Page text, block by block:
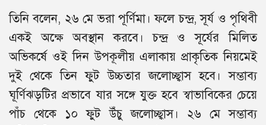
তিনি বলেন, ২৬ মে ভরা পূর্ণিমা। ফলে চন্দ্র, সূর্য ও পৃথিবী
একই অক্ষে অবস্থান করবে। চন্দ্র ও সূর্যের মিলিত
অভিকর্ষে ওই দিন উপকূলীয় এলাকায় প্রাকৃতিক নিয়মেই
দুই থেকে তিন ফুট উচ্চতার জলোচ্ছ্বাস হবে। সম্ভাব্য
ঘূর্ণিঝড়টির প্রভাবে যার সঙ্গে যুক্ত হবে স্বাভাবিকের চেয়ে
পাঁচ থেকে ১০ ফুট উঁচু জলোচ্ছ্বাস। ২৬ মে সম্ভাব্য